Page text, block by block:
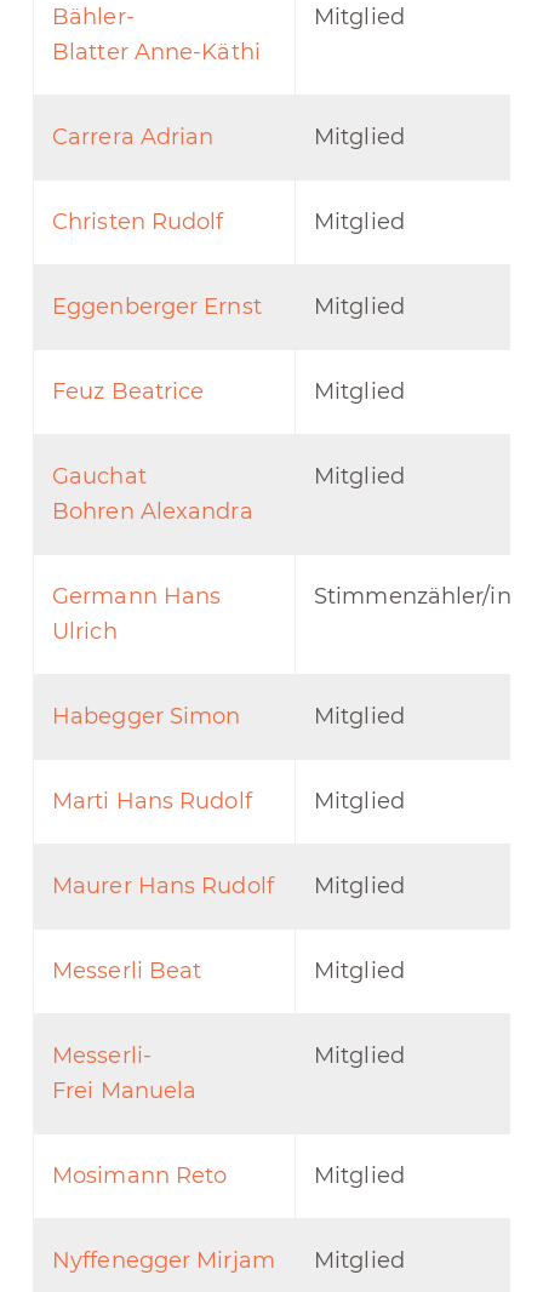
Bähler-
Blatter Anne-Käthi
Mitglied
Carrera Adrian Mitglied
Christen Rudolf Mitglied
Eggenberger Ernst Mitglied
Feuz Beatrice Mitglied
Gauchat
Bohren Alexandra
Mitglied
Germann Hans
Ulrich
Stimmenzähler/in
Habegger Simon Mitglied
Marti Hans Rudolf Mitglied
Maurer Hans Rudolf Mitglied
Messerli Beat Mitglied
Messerli-
Frei Manuela
Mitglied
Mosimann Reto Mitglied
Nyffenegger Mirjam Mitglied